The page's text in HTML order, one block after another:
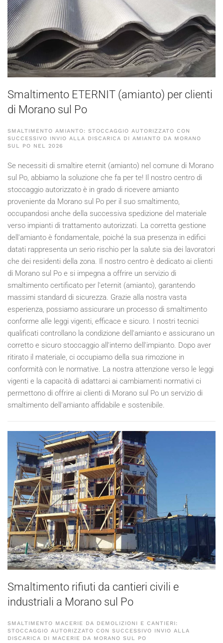
Smaltimento ETERNIT (amianto) per clienti
di Morano sul Po
SMALTIMENTO AMIANTO: STOCCAGGIO AUTORIZZATO CON
SUCCESSIVO INVIO ALLA DISCARICA DI AMIANTO DA MORANO
SUL PO NEL 2026
Se necessiti di smaltire eternit (amianto) nel comune di Morano
sul Po, abbiamo la soluzione che fa per te! Il nostro centro di
stoccaggio autorizzato è in grado di ricevere amianto
proveniente da Morano sul Po per il suo smaltimento,
occupandosi anche della successiva spedizione del materiale
verso impianti di trattamento autorizzati. La corretta gestione
dell'amianto è fondamentale, poiché la sua presenza in edifici
datati rappresenta un serio rischio per la salute sia dei lavoratori
che dei residenti della zona. Il nostro centro è dedicato ai clienti
di Morano sul Po e si impegna a offrire un servizio di
smaltimento certificato per l'eternit (amianto), garantendo
massimi standard di sicurezza. Grazie alla nostra vasta
esperienza, possiamo assicurare un processo di smaltimento
conforme alle leggi vigenti, efficace e sicuro. I nostri tecnici
qualificati controllano la condizione dell'amianto e assicurano un
corretto e sicuro stoccaggio all'interno dell'impianto. Dopo aver
ritirato il materiale, ci occupiamo della sua rimozione in
conformità con le normative. La nostra attenzione verso le leggi
vigenti e la capacità di adattarci ai cambiamenti normativi ci
permettono di offrire ai clienti di Morano sul Po un servizio di
smaltimento dell'amianto affidabile e sostenibile.
Smaltimento rifiuti da cantieri civili e
industriali a Morano sul Po
SMALTIMENTO MACERIE DA DEMOLIZIONI E CANTIERI:
STOCCAGGIO AUTORIZZATO CON SUCCESSIVO INVIO ALLA
DISCARICA DI MACERIE DA MORANO SUL PO